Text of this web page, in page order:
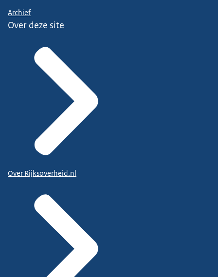
Archief
Over deze site
Over Rijksoverheid.nl